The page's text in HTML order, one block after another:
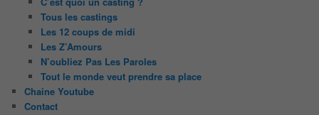
Tous les castings
Les 12 coups de midi
Les Z’Amours
N’oubliez Pas Les Paroles
Tout le monde veut prendre sa place
Chaine Youtube
Contact